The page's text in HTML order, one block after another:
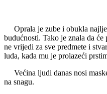
Oprala je zube i obukla
budućnosti. Tako je znala da
ne vrijedi za sve predmete i
luda, kada mu je prolazeći
Većina ljudi danas nosi
na snagu.